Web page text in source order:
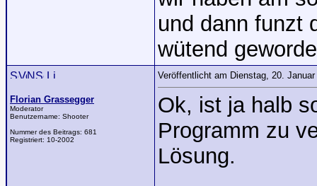
und dann funzt
wütend
Florian Grassegger
Moderator
Benutzername: Shooter
Nummer des Beitrags: 681
Registriert: 10-2002
Veröffentlicht am Dienstag, 20.
Ok, ist ja halb
Programm zu
Lösung.